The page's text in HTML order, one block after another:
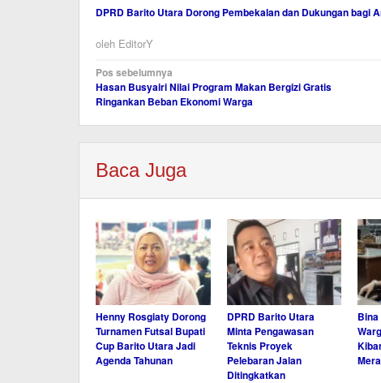
DPRD Barito Utara Dorong Pembekalan dan Dukungan bagi
oleh EditorY
Navigasi
pos
Pos sebelumnya
Hasan Busyairi Nilai Program Makan Bergizi Gratis
Ringankan Beban Ekonomi Warga
Baca Juga
Henny Rosgiaty Dorong
Turnamen Futsal Bupati
Cup Barito Utara Jadi
Agenda Tahunan
DPRD Barito Utara
Minta Pengawasan
Teknis Proyek
Pelebaran Jalan
Ditingkatkan